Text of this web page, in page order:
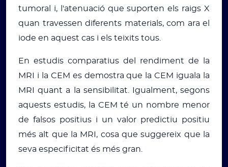
tumoral i, l'atenuació que suporten els raigs X
quan travessen diferents materials, com ara el
iode en aquest cas i els teixits tous.
En estudis comparatius del rendiment de la
MRI i la CEM es demostra que la CEM iguala la
MRI quant a la sensibilitat. Igualment, segons
aquests estudis, la CEM té un nombre menor
de falsos positius i un valor predictiu positiu
més alt que la MRI, cosa que suggereix que la
seva especificitat és més gran.